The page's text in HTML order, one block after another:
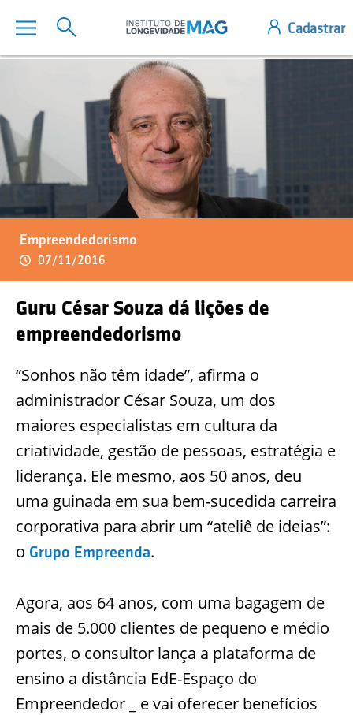
Empreendedorismo
07/11/2016
Guru César Souza dá lições de
empreendedorismo
“Sonhos não têm idade”, afirma o
administrador César Souza, um dos
maiores especialistas em cultura da
criatividade, gestão de pessoas, estratégia e
liderança. Ele mesmo, aos 50 anos, deu
uma guinada em sua bem-sucedida carreira
corporativa para abrir um “ateliê de ideias”:
o Grupo Empreenda.
Agora, aos 64 anos, com uma bagagem de
mais de 5.000 clientes de pequeno e médio
portes, o consultor lança a plataforma de
ensino a distância EdE-Espaço do
Empreendedor _ e vai oferecer benefícios